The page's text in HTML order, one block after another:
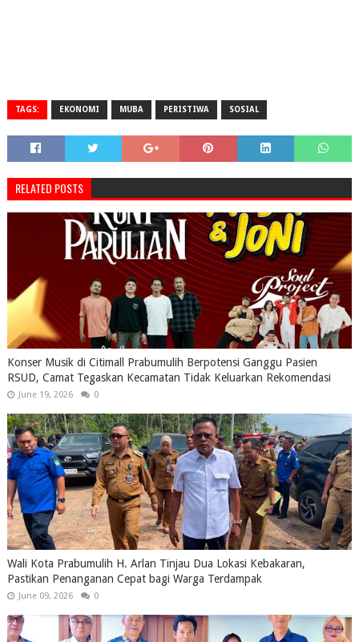
TAGS: EKONOMI MUBA PERISTIWA SOSIAL
RELATED POSTS
Konser Musik di Citimall Prabumulih Berpotensi Ganggu Pasien
RSUD, Camat Tegaskan Kecamatan Tidak Keluarkan Rekomendasi
June 19, 2026 0
Wali Kota Prabumulih H. Arlan Tinjau Dua Lokasi Kebakaran,
Pastikan Penanganan Cepat bagi Warga Terdampak
June 09, 2026 0